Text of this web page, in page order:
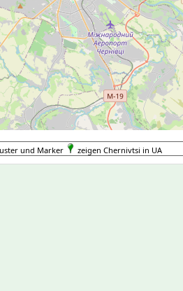
und Marker zeigen Chernivtsi in UA